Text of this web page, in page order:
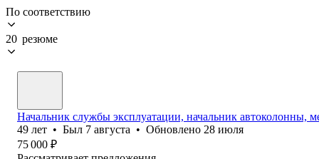
По соответствию
20 резюме
Начальник службы эксплуатации, начальник автоколонны,
49 лет • Был 7 августа • Обновлено 28 июля
75 000 ₽